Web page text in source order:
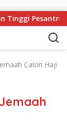
Pesantren
Calon Haji